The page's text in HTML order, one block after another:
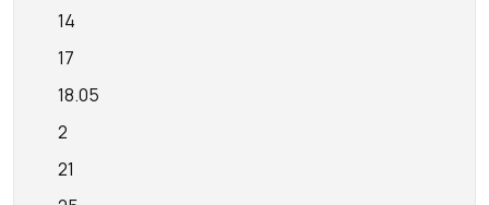
14
17
18.05
2
21